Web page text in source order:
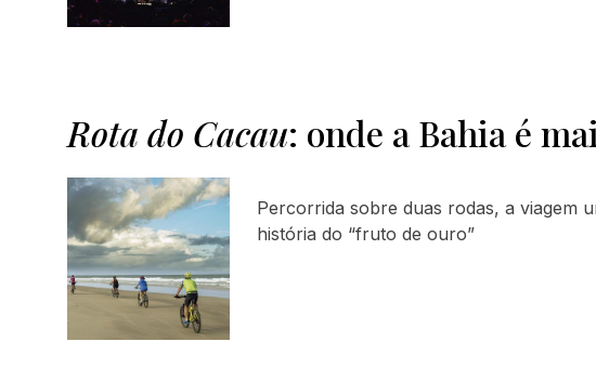
Rota do Cacau: onde a Bahia é
Percorrida sobre duas rodas, a viagem
história do “fruto de ouro”